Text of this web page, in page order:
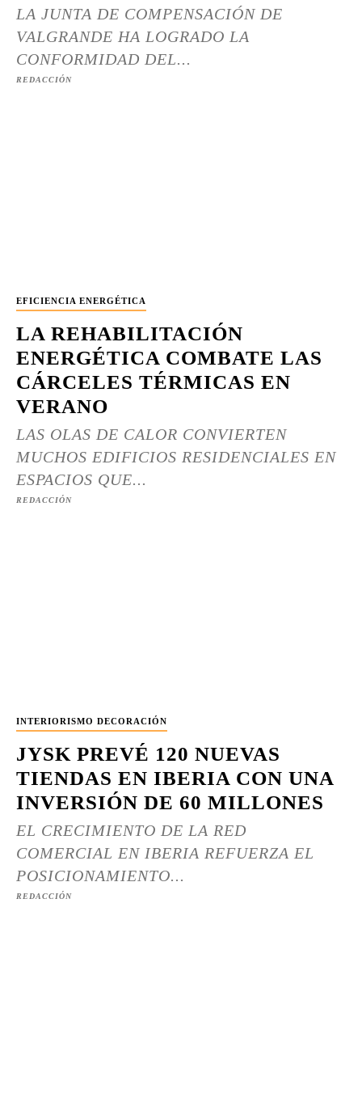
LA JUNTA DE COMPENSACIÓN DE
VALGRANDE HA LOGRADO LA
CONFORMIDAD DEL...
REDACCIÓN
EFICIENCIA ENERGÉTICA
LA REHABILITACIÓN
ENERGÉTICA COMBATE LAS
CÁRCELES TÉRMICAS EN
VERANO
LAS OLAS DE CALOR CONVIERTEN
MUCHOS EDIFICIOS RESIDENCIALES EN
ESPACIOS QUE...
REDACCIÓN
INTERIORISMO DECORACIÓN
JYSK PREVÉ 120 NUEVAS
TIENDAS EN IBERIA CON UNA
INVERSIÓN DE 60 MILLONES
EL CRECIMIENTO DE LA RED
COMERCIAL EN IBERIA REFUERZA EL
POSICIONAMIENTO...
REDACCIÓN